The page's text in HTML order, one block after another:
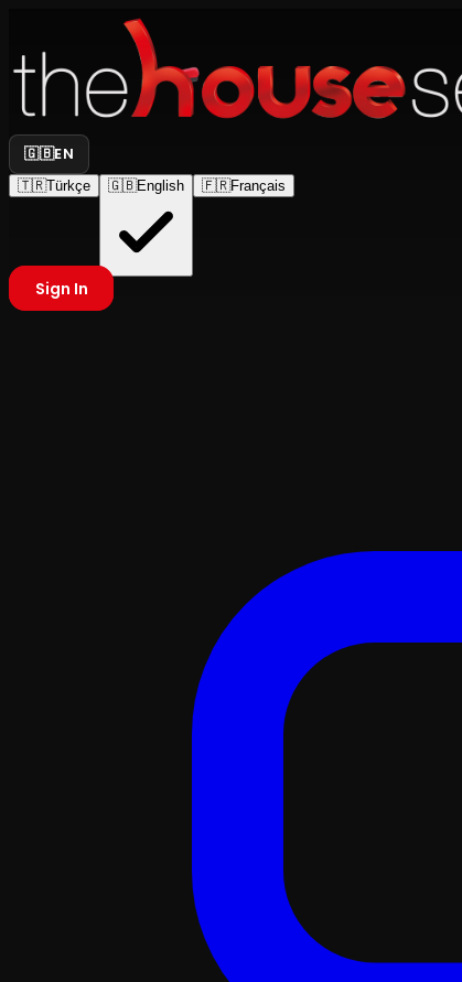
🇬🇧EN
🇹🇷Türkçe 🇬🇧English 🇫🇷Français
Sign In